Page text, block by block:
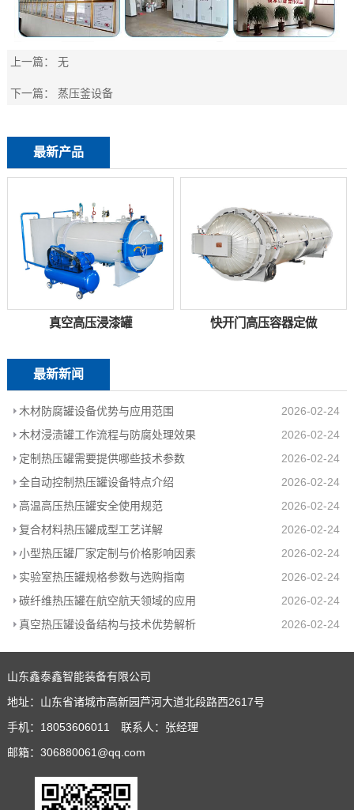
上一篇： 无
下一篇： 蒸压釜设备
最新产品
真空高压浸漆罐 快开门高压容器定做
最新新闻
木材防腐罐设备优势与应用范围
2026-02-24
木材浸渍罐工作流程与防腐处理效果
2026-02-24
定制热压罐需要提供哪些技术参数
2026-02-24
全自动控制热压罐设备特点介绍
2026-02-24
高温高压热压罐安全使用规范
2026-02-24
复合材料热压罐成型工艺详解
2026-02-24
小型热压罐厂家定制与价格影响因素
2026-02-24
实验室热压罐规格参数与选购指南
2026-02-24
碳纤维热压罐在航空航天领域的应用
2026-02-24
真空热压罐设备结构与技术优势解析
2026-02-24
山东鑫泰鑫智能装备有限公司
地址：山东省诸城市高新园芦河大道北段路西2617号
手机：18053606011 联系人：张经理
邮箱：306880061@qq.com